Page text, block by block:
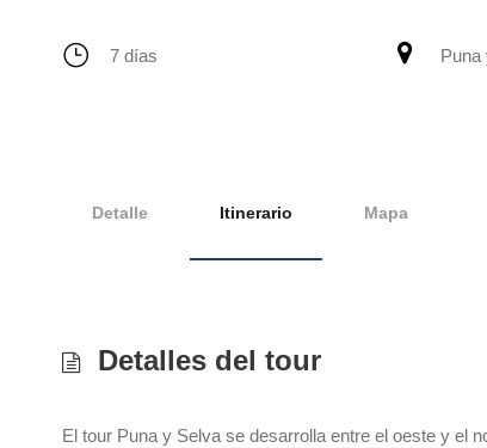
7 días Puna
Detalle Itinerario Mapa
Detalles del tour
El tour Puna y Selva se desarrolla entre el oeste y el